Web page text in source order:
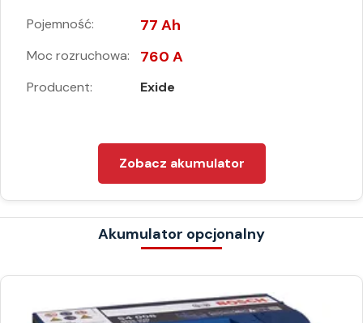
Pojemność: 77 Ah
Moc rozruchowa: 760 A
Producent: Exide
Zobacz akumulator
Akumulator opcjonalny